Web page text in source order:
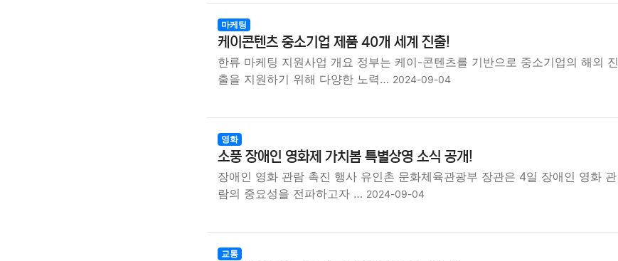
마케팅
케이콘텐츠 중소기업 제품 40개 세계 진출!
한류 마케팅 지원사업 개요 정부는 케이-콘텐츠를 기반으로 중소기업의 해외 진
출을 지원하기 위해 다양한 노력… 2024-09-04
영화
소풍 장애인 영화제 가치봄 특별상영 소식 공개!
장애인 영화 관람 촉진 행사 유인촌 문화체육관광부 장관은 4일 장애인 영화 관
람의 중요성을 전파하고자 … 2024-09-04
교통